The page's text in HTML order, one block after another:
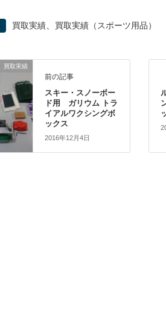
買取実績 買取実績（スポーツ用品）
買取実績
前の記事
スキー・スノーボー
ド用 ガリウム トラ
イアルワクシングボ
ックス
2016年12月4日